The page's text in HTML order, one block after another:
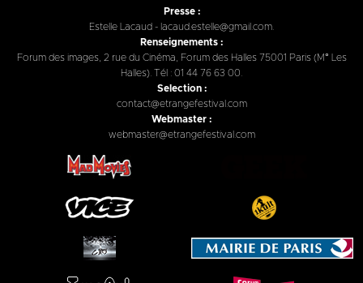
Presse :
Estelle Lacaud - lacaud.estelle@gmail.com.
Renseignements :
Forum des images, 2 rue du Cinéma, Forum des Halles 75001 Paris (M° Les
Halles). Tél : 01 44 76 63 00.
Selection :
contact@etrangefestival.com
Webmaster :
webmaster@etrangefestival.com